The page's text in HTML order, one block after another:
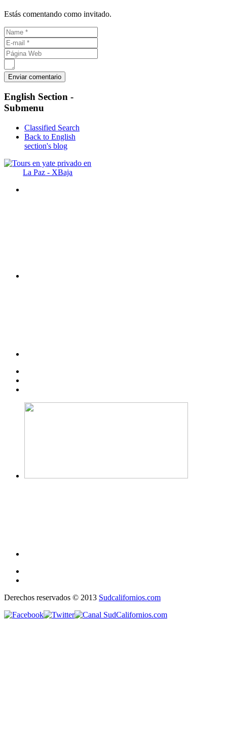
Estás comentando como invitado.
English Section -
Submenu
Classified Search
Back to English
section's blog
Derechos reservados © 2013 Sudcalifornios.com